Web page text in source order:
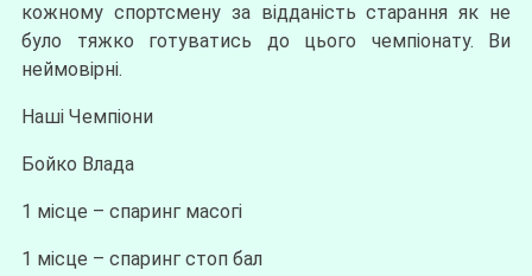
кожному спортсмену за відданість старання як не
було тяжко готуватись до цього чемпіонату. Ви
неймовірні.
Наші Чемпіони
Бойко Влада
1 місце – спаринг масогі
1 місце – спаринг стоп бал